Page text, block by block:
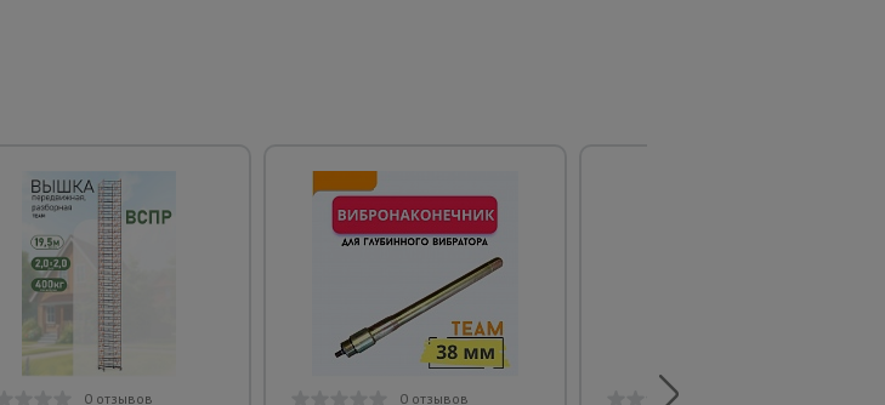
0 отзывов 0 отзывов